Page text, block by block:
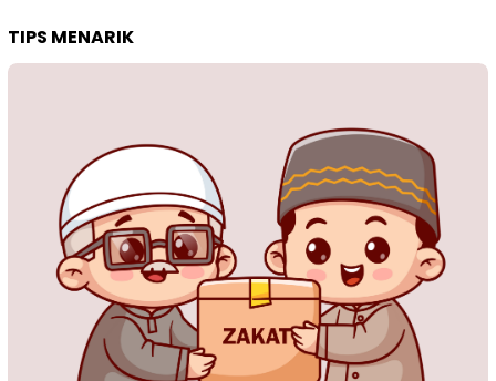
TIPS MENARIK